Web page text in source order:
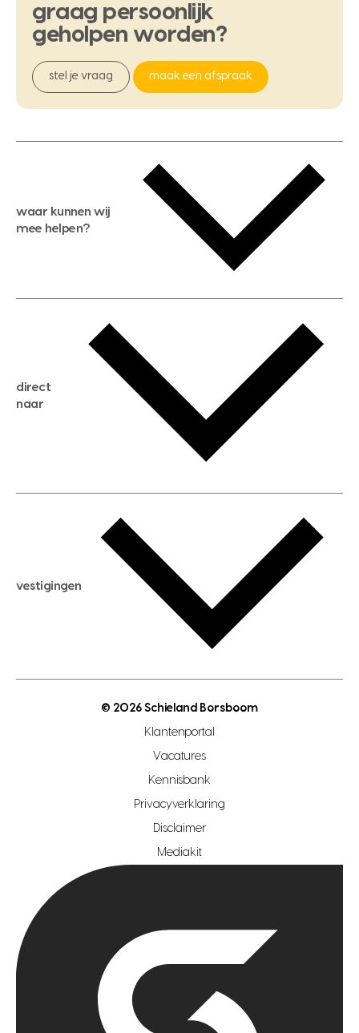
graag persoonlijk
geholpen worden?
stel je vraag maak een afspraak
waar kunnen wij
mee helpen?
gratis zoekservice
huis verkopen
huis kopen
aankoopadvies
verkoopadvies
hypotheekadvies
direct
naar
hypotheek berekenen
maximale hypotheek berekenen
hypotheek bespaarcheck
gratis zoekprofiel aanmaken
open woningwaarde dag
vestigingen
makelaar regio zoetermeer
hypotheekshop regio den haag
hypotheekshop regio rotterdam
© 2026 Schieland Borsboom
Klantenportal
Vacatures
Kennisbank
Privacyverklaring
Disclaimer
Mediakit